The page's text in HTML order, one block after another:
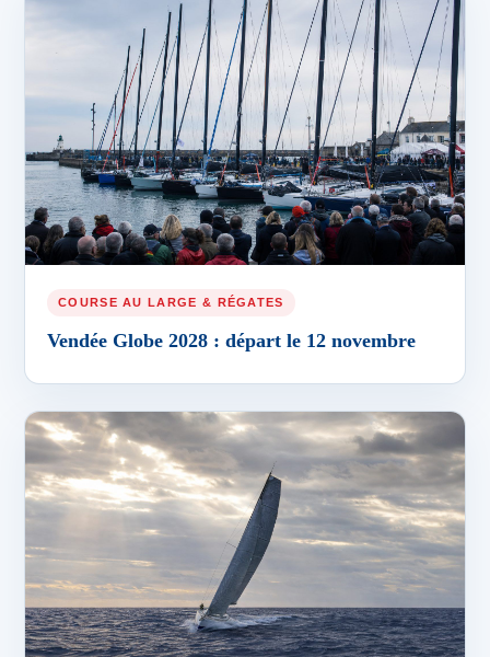
COURSE AU LARGE & RÉGATES
Vendée Globe 2028 : départ le 12 novembre